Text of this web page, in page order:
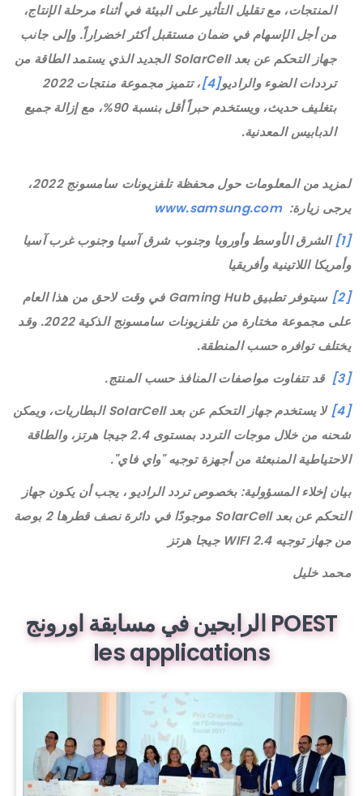
المنتجات، مع تقليل التأثير على البيئة في أثناء مرحلة الإنتاج،
من أجل الإسهام في ضمان مستقبل أكثر اخضراراً. وإلى جانب
جهاز التحكم عن بعد SolarCell الجديد الذي يستمد الطاقة من
ترددات الضوء والراديو[4]
، تتميز مجموعة منتجات 2022
بتغليف حديث، ويستخدم حبراً أقل بنسبة 90%، مع إزالة جميع
الدبابيس المعدنية.
لمزيد من المعلومات حول محفظة تلفزيونات سامسونج 2022،
يرجى زيارة: www.samsung.com
[1]
الشرق الأوسط وأوروبا وجنوب شرق آسيا وجنوب غرب آسيا
وأمريكا اللاتينية وأفريقيا
[2]
سيتوفر تطبيق Gaming Hub في وقت لاحق من هذا العام
على مجموعة مختارة من تلفزيونات سامسونج الذكية 2022. وقد
يختلف توافره حسب المنطقة.
[3]
قد تتفاوت مواصفات المنافذ حسب المنتج.
[4]
لا يستخدم جهاز التحكم عن بعد SolarCell البطاريات، ويمكن
شحنه من خلال موجات التردد بمستوى 2.4 جيجا هرتز، والطاقة
الاحتياطية المنبعثة من أجهزة توجيه "واي فاي".
بيان إخلاء المسؤولية: بخصوص تردد الراديو ، يجب أن يكون جهاز
التحكم عن بعد SolarCell موجودًا في دائرة نصف قطرها 2 بوصة
من جهاز توجيه WIFI 2.4 جيجا هرتز
محمد خليل
POEST الرابحين في مسابقة اورونج
les applications